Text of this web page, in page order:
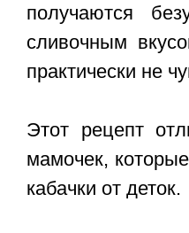
получаются
сливочным
практически не
Этот рецепт
мамочек,
кабачки от деток.